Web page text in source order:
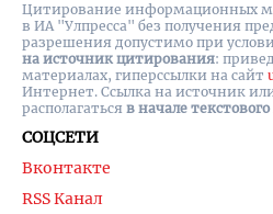
СОЦСЕТИ
Вконтакте
RSS Канал
Цитирование информационных
в ИА "Улпресса" без получения
разрешения допустимо при
на источник цитирования:
материалах, гиперссылки на cайт
Интернет. Ссылка на источник
располагаться в начале